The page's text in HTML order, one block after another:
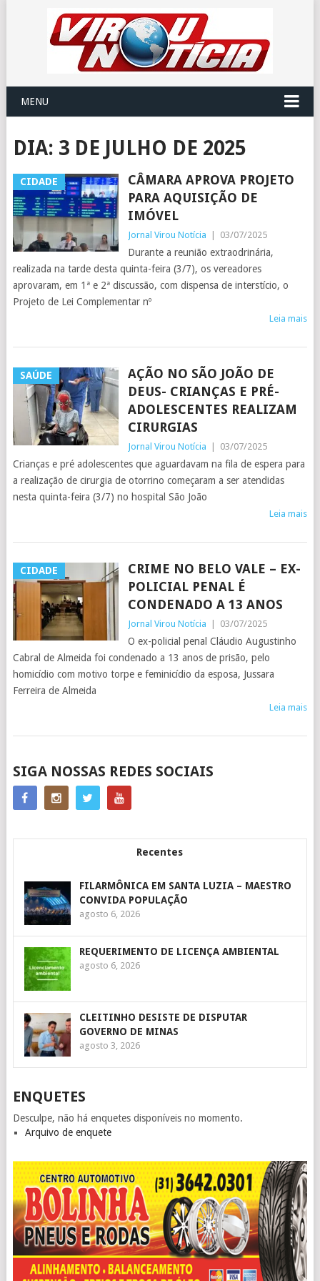
MENU
DIA: 3 DE JULHO DE 2025
CIDADE
CÂMARA APROVA PROJETO
PARA AQUISIÇÃO DE
IMÓVEL
Jornal Virou Notícia 03/07/2025
Durante a reunião extraodrinária,
realizada na tarde desta quinta-feira (3/7), os vereadores
aprovaram, em 1ª e 2ª discussão, com dispensa de interstício, o
Projeto de Lei Complementar nº
Leia mais
SAÚDE
AÇÃO NO SÃO JOÃO DE
DEUS- CRIANÇAS E PRÉ-
ADOLESCENTES REALIZAM
CIRURGIAS
Jornal Virou Notícia 03/07/2025
Crianças e pré adolescentes que aguardavam na fila de espera para
a realização de cirurgia de otorrino começaram a ser atendidas
nesta quinta-feira (3/7) no hospital São João
Leia mais
CIDADE
CRIME NO BELO VALE – EX-
POLICIAL PENAL É
CONDENADO A 13 ANOS
Jornal Virou Notícia 03/07/2025
O ex-policial penal Cláudio Augustinho
Cabral de Almeida foi condenado a 13 anos de prisão, pelo
homicídio com motivo torpe e feminicídio da esposa, Jussara
Ferreira de Almeida
Leia mais
POSTS
NAVIGATION
SIGA NOSSAS REDES SOCIAIS
Recentes
FILARMÔNICA EM SANTA LUZIA – MAESTRO
CONVIDA POPULAÇÃO
agosto 6, 2026
REQUERIMENTO DE LICENÇA AMBIENTAL
agosto 6, 2026
CLEITINHO DESISTE DE DISPUTAR
GOVERNO DE MINAS
agosto 3, 2026
ENQUETES
Desculpe, não há enquetes disponíveis no momento.
Arquivo de enquete